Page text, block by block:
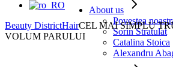
About us
Povestea
Sorin Stratulat
Catalina Stoica
Alexandru
Beauty DistrictHairCEL MAI SIMPLU
VOLUM PARULUI